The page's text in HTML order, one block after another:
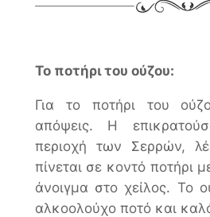
Το ποτήρι του ούζου:
Για το ποτήρι του
απόψεις. Η
περιοχή των Σερρών,
πίνεται σε κοντό ποτήρι
άνοιγμα στο χείλος. Το
αλκοολούχο ποτό και καλό